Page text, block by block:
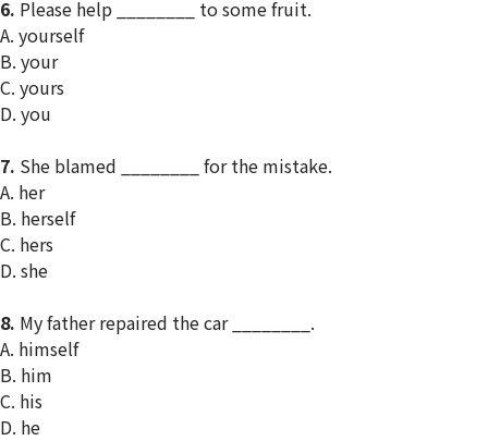
6. Please help ________ to some fruit.
A. yourself
B. your
C. yours
D. you
7. She blamed ________ for the mistake.
A. her
B. herself
C. hers
D. she
8. My father repaired the car ________.
A. himself
B. him
C. his
D. he